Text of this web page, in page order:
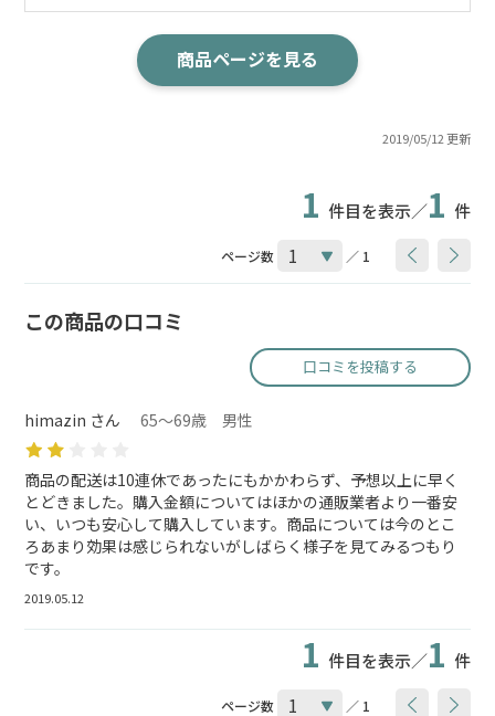
2019/05/12 更新
商品ページを見る
1 件目を表示／1 件
ページ数 ／ 1
この商品の口コミ
口コミを投稿する
himazin さん 65～69歳 男性
商品の配送は10連休であったにもかかわらず、予想以上に早く
とどきました。購入金額についてはほかの通販業者より一番安
い、いつも安心して購入しています。商品については今のとこ
ろあまり効果は感じられないがしばらく様子を見てみるつもり
です。
2019.05.12
1 件目を表示／1 件
ページ数 ／ 1